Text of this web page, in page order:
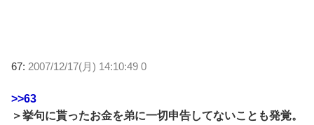
67: 2007/12/17(月) 14:10:49 0
>>63
＞挙句に貰ったお金を弟に一切申告してないことも発覚。